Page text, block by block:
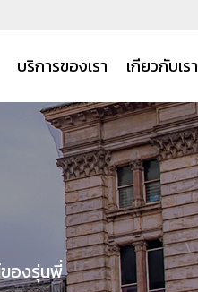
บริการของเรา เกียวกับเรา
ของรุ่นพี่